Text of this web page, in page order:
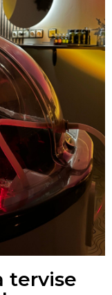
tervise